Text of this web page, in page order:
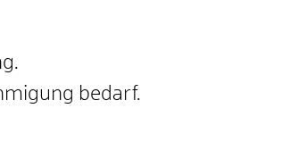
bedarf.